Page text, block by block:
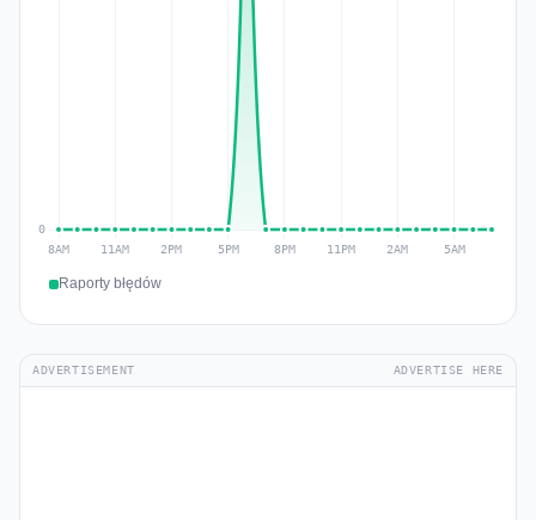
Raporty błędów
ADVERTISEMENT ADVERTISE HERE